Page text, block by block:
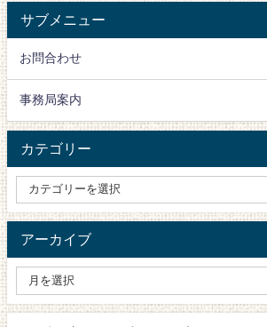
サブメニュー
お問合わせ
事務局案内
カテゴリー
アーカイブ